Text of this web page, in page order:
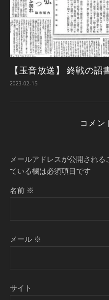
【玉音放送】 終戦の詔
2023-02-15
コメン
メールアドレスが公開される
ている欄は必須項目です
名前 ※
メール ※
サイト